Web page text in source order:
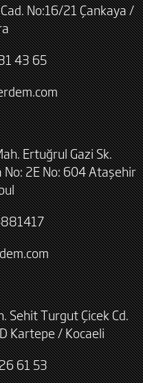
No:16/21 Çankaya /
43 65
Ertuğrul Gazi Sk.
2E No: 604 Ataşehir
Sehit Turgut Çicek Cd.
Kartepe / Kocaeli
61 53